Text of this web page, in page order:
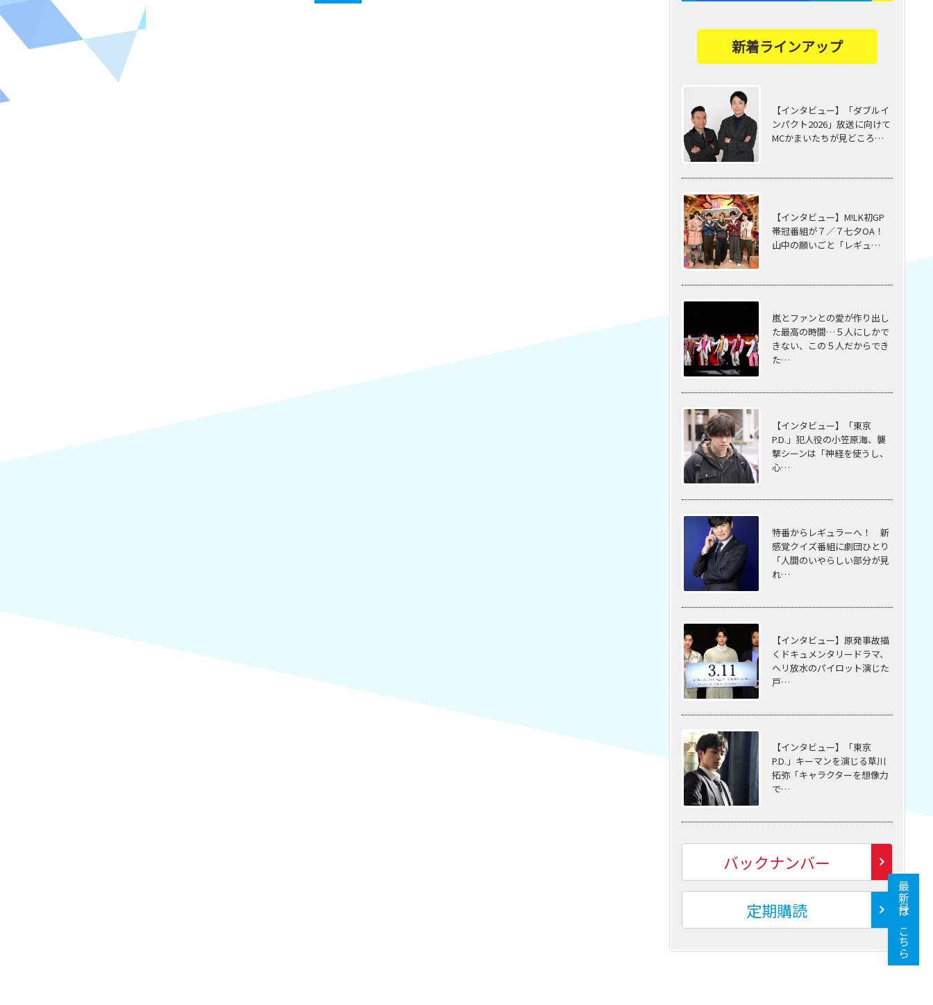
新着ラインアップ
【インタビュー】「ダブルイ
ンパクト2026」放送に向けて
MCかまいたちが見どころ…
【インタビュー】M!LK初GP
帯冠番組が７／７七夕OA！
山中の願いごと「レギュ…
嵐とファンとの愛が作り出し
た最高の時間…５⼈にしかで
きない、この５⼈だからでき
た…
【インタビュー】「東京
P.D.」犯人役の小笠原海、襲
撃シーンは「神経を使うし、
心…
特番からレギュラーへ！ 新
感覚クイズ番組に劇団ひとり
「人間のいやらしい部分が見
れ…
【インタビュー】原発事故描
くドキュメンタリードラマ、
ヘリ放水のパイロット演じた
戸…
【インタビュー】「東京
P.D.」キーマンを演じる草川
拓弥「キャラクターを想像力
で…
バックナンバー
定期購読 最新号はこちら